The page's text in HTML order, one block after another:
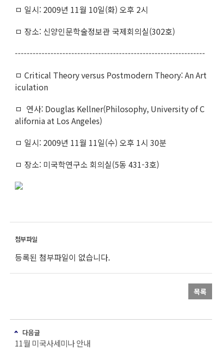
ㅁ 일시: 2009년 11월 10일(화) 오후 2시
ㅁ 장소: 신양인문학술정보관 국제회의실(302호)
----------------------------------------------------------------
ㅁ Critical Theory versus Postmodern Theory: An Art
iculation
ㅁ 연사: Douglas Kellner(Philosophy, University of C
alifornia at Los Angeles)
ㅁ 일시: 2009년 11월 11일(수) 오후 1시 30분
ㅁ 장소: 미국학연구소 회의실(5동 431-3호)
등록된 첨부파일이 없습니다.
목록
다음글
11월 미국사세미나 안내